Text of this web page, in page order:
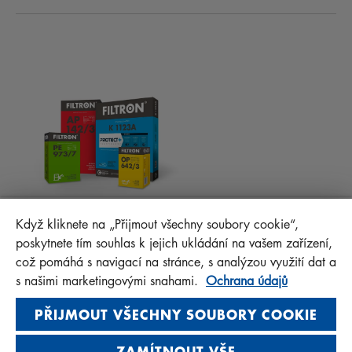
FAQ
MANN+HUMMEL FT Poland
Sp. z o. o. Sp. k.
ul. Wrocławska 145, 63-800 GOSTYŃ, POLAND
Privacy Statement
Imprint
Když kliknete na „Přijmout všechny soubory cookie“,
poskytnete tím souhlas k jejich ukládání na vašem zařízení,
což pomáhá s navigací na stránce, s analýzou využití dat a
s našimi marketingovými snahami. Ochrana údajů
PŘIJMOUT VŠECHNY SOUBORY COOKIE